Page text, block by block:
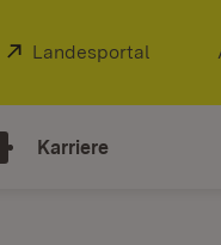
Extern:
Landesportal
Karriere